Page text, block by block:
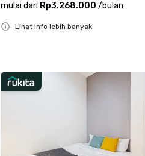
mulai dari Rp3.268.000 /bulan
Lihat info lebih banyak